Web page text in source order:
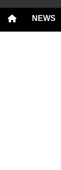
NEWS